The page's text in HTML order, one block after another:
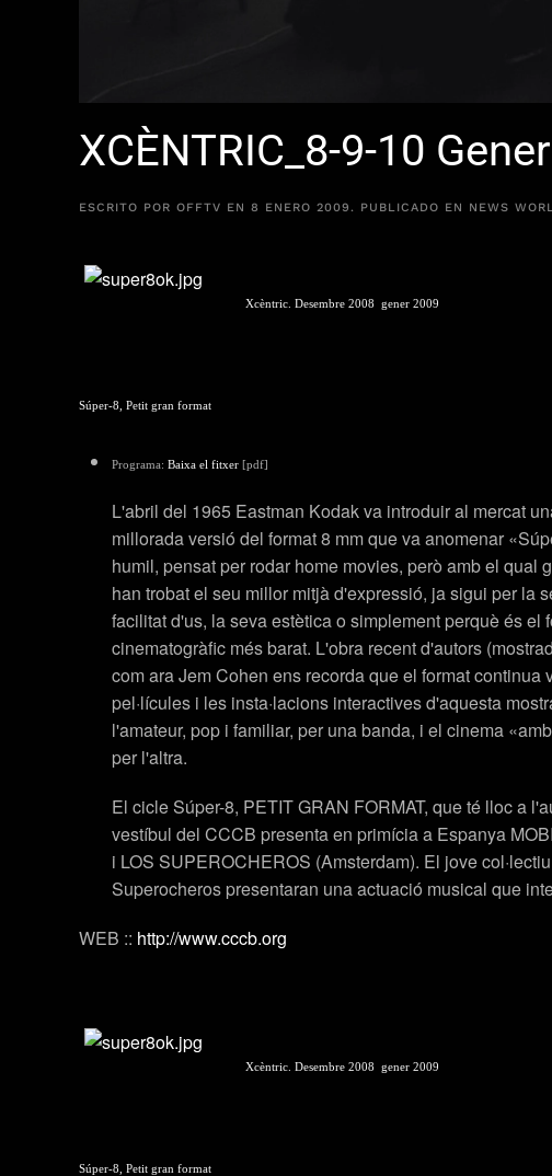
XCÈNTRIC_8-9-10
ESCRITO POR OFFTV EN 8 ENERO 2009. PUBLICADO EN NEWS
Xcèntric. Desembre 2008  gener 2009
Súper-8, Petit gran format
Programa: Baixa el fitxer [pdf]
L'abril del 1965 Eastman Kodak va introduir al mercat
millorada versió del format 8 mm que va anomenar
humil, pensat per rodar home movies, però amb el qual
han trobat el seu millor mitjà d'expressió, ja sigui per la
facilitat d'us, la seva estètica o simplement perquè és el
cinematogràfic més barat. L'obra recent d'autors
com ara Jem Cohen ens recorda que el format continua
pel·lícules i les insta·lacions interactives d'aquesta
l'amateur, pop i familiar, per una banda, i el cinema
per l'altra.
El cicle Súper-8, PETIT GRAN FORMAT, que té lloc a
vestíbul del CCCB presenta en primícia a Espanya
i LOS SUPEROCHEROS (Amsterdam). El jove
Superocheros presentaran una actuació musical que
WEB :: http://www.cccb.org
Xcèntric. Desembre 2008  gener 2009
Súper-8, Petit gran format